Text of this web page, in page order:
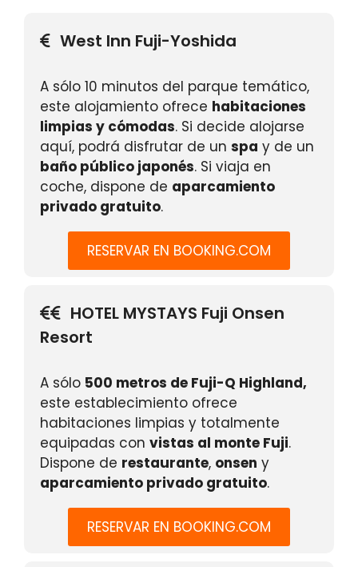
West Inn Fuji-Yoshida
A sólo 10 minutos del parque temático,
este alojamiento ofrece habitaciones
limpias y cómodas. Si decide alojarse
aquí, podrá disfrutar de un spa y de un
baño público japonés. Si viaja en
coche, dispone de aparcamiento
privado gratuito.
RESERVAR EN BOOKING.COM
HOTEL MYSTAYS Fuji Onsen
Resort
A sólo 500 metros de Fuji-Q Highland,
este establecimiento ofrece
habitaciones limpias y totalmente
equipadas con vistas al monte Fuji.
Dispone de restaurante, onsen y
aparcamiento privado gratuito.
RESERVAR EN BOOKING.COM